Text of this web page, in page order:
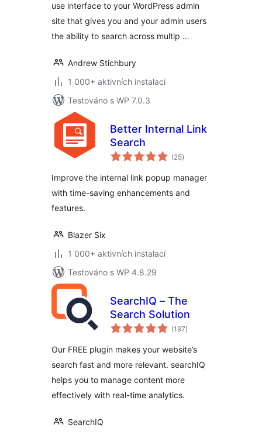
use interface to your WordPress admin
site that gives you and your admin users
the ability to search across multip …
Andrew Stichbury
1 000+ aktivních instalací
Testováno s WP 7.0.3
Better Internal Link
Search
(25celkové
hodnocení
)
Improve the internal link popup manager
with time-saving enhancements and
features.
Blazer Six
1 000+ aktivních instalací
Testováno s WP 4.8.29
SearchIQ – The
Search Solution
(197celkové
hodnocení
)
Our FREE plugin makes your website’s
search fast and more relevant. searchIQ
helps you to manage content more
effectively with real-time analytics.
SearchIQ